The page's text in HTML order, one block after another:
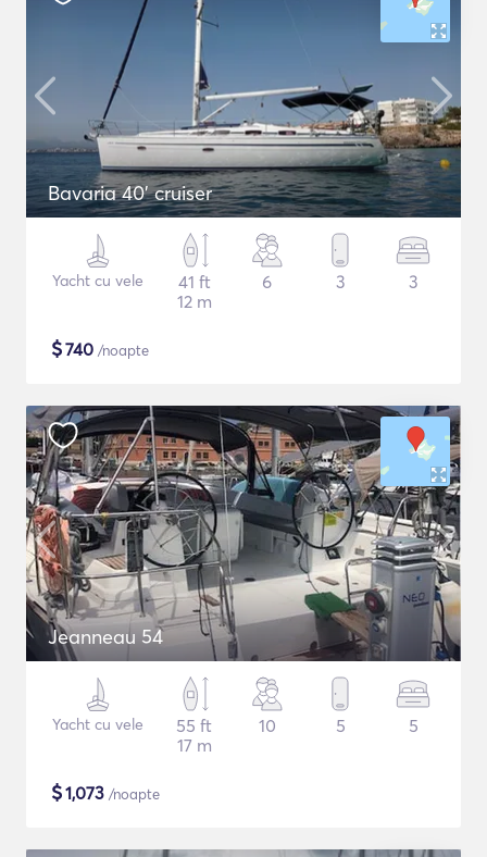
Bavaria 40' cruiser
Yacht cu vele
41 ft
12 m
6 3 3
$740 /noapte
Jeanneau 54
Yacht cu vele
55 ft
17 m
10 5 5
$1,073 /noapte